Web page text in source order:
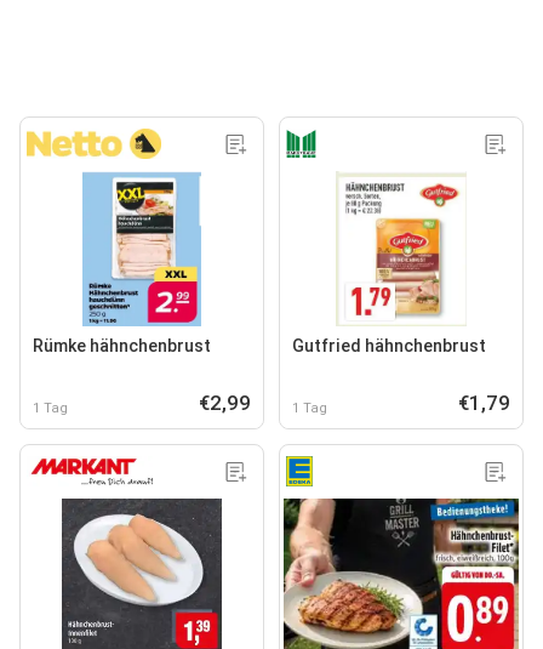
Rümke hähnchenbrust
1 Tag €2,99
Gutfried hähnchenbrust
1 Tag €1,79